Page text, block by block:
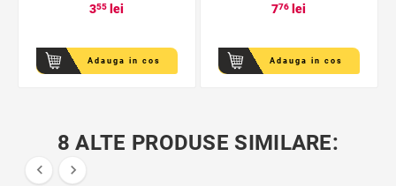
355 lei
Adauga in cos
776 lei
Adauga in cos
8 ALTE PRODUSE SIMILARE:
 